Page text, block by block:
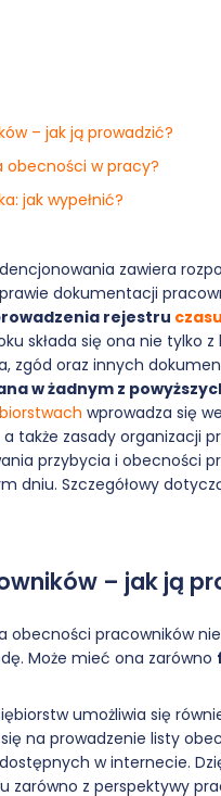
– jak ją prowadzić?
obecności w pracy?
jak wypełnić?
zawiera
dokumentacji
rejestru
składa się ona nie tylko
zgód oraz innych
w żadnym z
wprowadza się
także zasady organizacji
przybycia i obecności
dniu. Szczegółowy
– jak ją
obecności pracowników
Może mieć ona zarówno
umożliwia się
na prowadzenie listy
w internecie.
z perspektywy